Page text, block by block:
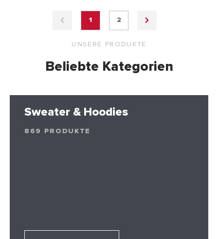
1 2
UNSERE PRODUKTE
Beliebte Kategorien
Sweater & Hoodies
869 PRODUKTE